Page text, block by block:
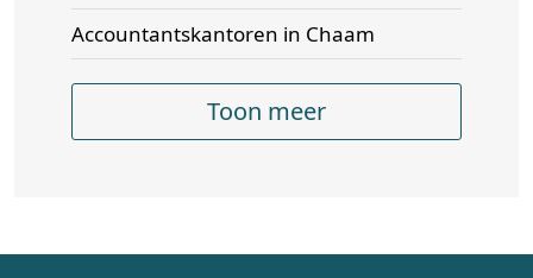
Accountantskantoren in Chaam
Toon meer